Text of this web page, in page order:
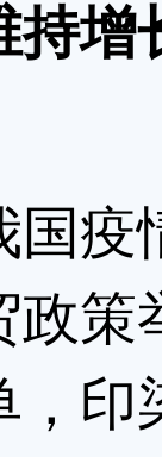
持增
国疫
政策
，印